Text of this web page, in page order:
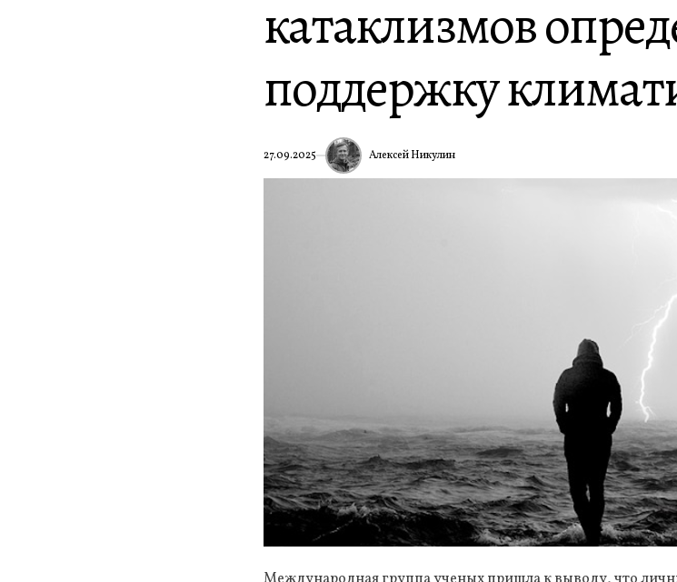
катаклизмов
поддержку
27.09.2025 Алексей Никулин